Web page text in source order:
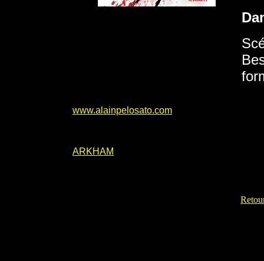
www.alainpelosato.com
ARKHAM